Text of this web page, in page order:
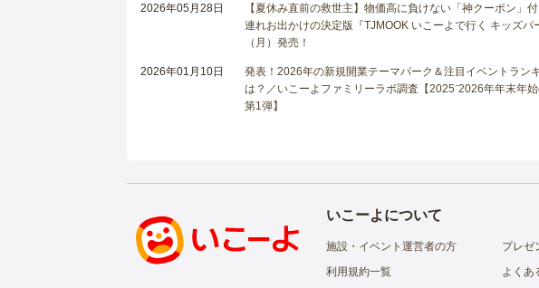
2026年05月28日
【夏休み直前の救世主】物価高に負けない「神クーポン」
連れお出かけの決定版『TJMOOK いこーよで行く キッズパ
（月）発売！
2026年01月10日
発表！2026年の新規開業テーマパーク＆注目イベントラ
は？／いこーよファミリーラボ調査【2025⁻2026年年末年
第1弾】
いこーよについて
施設・イベント運営者の方
プレゼ
利用規約一覧
よくあ